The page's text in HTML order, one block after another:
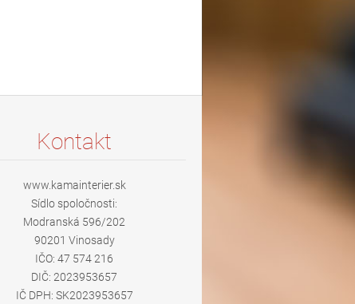
Kontakt
www.kamainterier.sk
Sídlo spoločnosti:
Modranská 596/202
90201 Vinosady
IČO: 47 574 216
DIČ: 2023953657
IČ DPH: SK2023953657